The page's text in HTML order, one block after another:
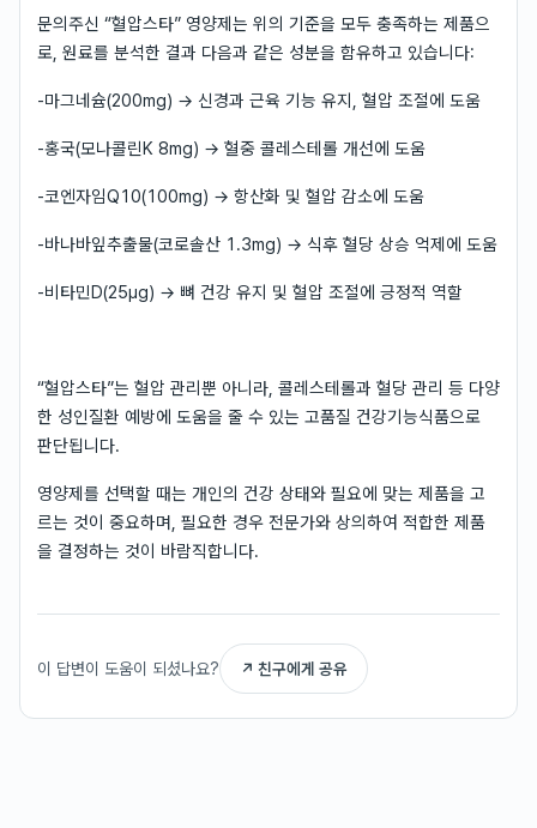
문의주신 “혈압스타” 영양제는 위의 기준을 모두 충족하는 제품으
로, 원료를 분석한 결과 다음과 같은 성분을 함유하고 있습니다:
-마그네슘(200mg) → 신경과 근육 기능 유지, 혈압 조절에 도움
-홍국(모나콜린K 8mg) → 혈중 콜레스테롤 개선에 도움
-코엔자임Q10(100mg) → 항산화 및 혈압 감소에 도움
-바나바잎추출물(코로솔산 1.3mg) → 식후 혈당 상승 억제에 도움
-비타민D(25μg) → 뼈 건강 유지 및 혈압 조절에 긍정적 역할
“혈압스타”는 혈압 관리뿐 아니라, 콜레스테롤과 혈당 관리 등 다양
한 성인질환 예방에 도움을 줄 수 있는 고품질 건강기능식품으로
판단됩니다.
영양제를 선택할 때는 개인의 건강 상태와 필요에 맞는 제품을 고
르는 것이 중요하며, 필요한 경우 전문가와 상의하여 적합한 제품
을 결정하는 것이 바람직합니다.
이 답변이 도움이 되셨나요? ↗ 친구에게 공유